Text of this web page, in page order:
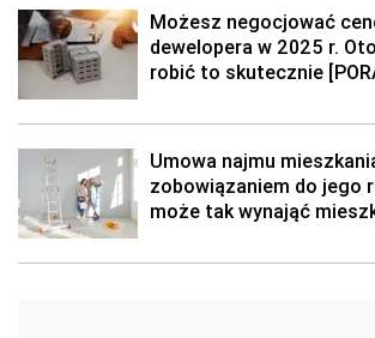
Możesz negocjować
dewelopera w 2025 r.
robić to skutecznie
Umowa najmu
zobowiązaniem do jego
może tak wynająć